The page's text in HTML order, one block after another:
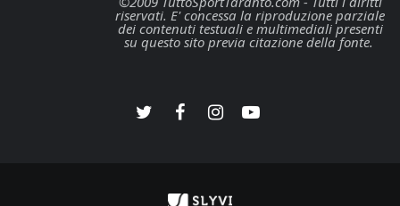
riservati. E' concessa la riproduzione parziale
dei contenuti testuali e multimediali presenti
su questo sito previa citazione della fonte.